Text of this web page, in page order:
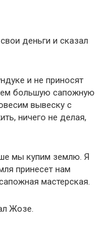
деньги и сказал
и не приносят
большую сапожную
вывеску с
ничего не делая,
мы купим землю. Я
принесет нам
мастерская.
Жозе.